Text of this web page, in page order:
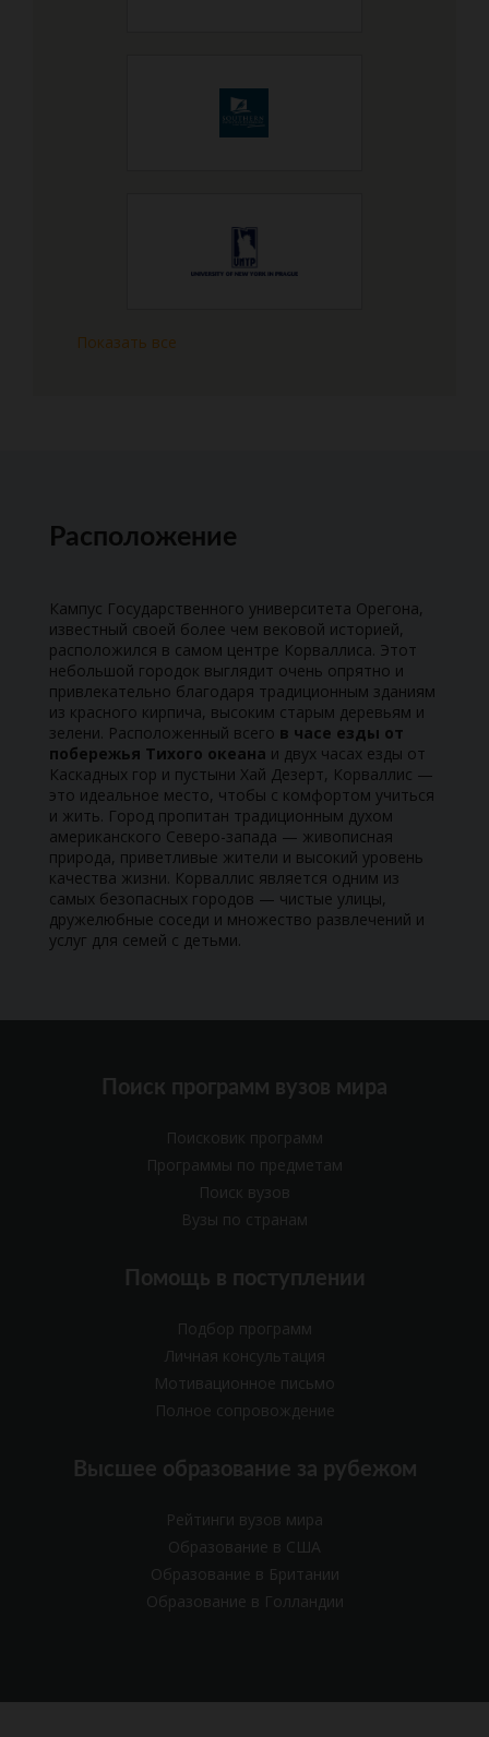
Показать все
Расположение
Кампус Государственного университета Орегона,
известный своей более чем вековой историей,
расположился в самом центре Корваллиса. Этот
небольшой городок выглядит очень опрятно и
привлекательно благодаря традиционным зданиям
из красного кирпича, высоким старым деревьям и
зелени. Расположенный всего в часе езды от
побережья Тихого океана и двух часах езды от
Каскадных гор и пустыни Хай Дезерт, Корваллис —
это идеальное место, чтобы с комфортом учиться
и жить. Город пропитан традиционным духом
американского Северо-запада — живописная
природа, приветливые жители и высокий уровень
качества жизни. Корваллис является одним из
самых безопасных городов — чистые улицы,
дружелюбные соседи и множество развлечений и
услуг для семей с детьми.
Поиск программ вузов мира
Поисковик программ
Программы по предметам
Поиск вузов
Вузы по странам
Помощь в поступлении
Подбор программ
Личная консультация
Мотивационное письмо
Полное сопровождение
Высшее образование за рубежом
Рейтинги вузов мира
Образование в США
Образование в Британии
Образование в Голландии